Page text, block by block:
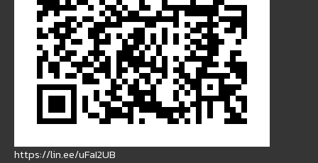
https://lin.ee/uFaI2UB